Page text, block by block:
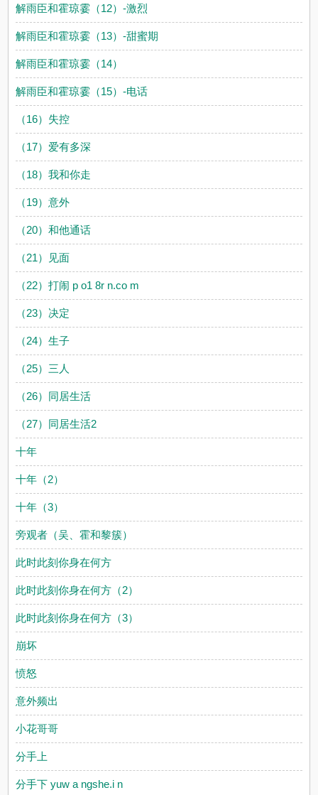
解雨臣和霍琼霎（12）-激烈
解雨臣和霍琼霎（13）-甜蜜期
解雨臣和霍琼霎（14）
解雨臣和霍琼霎（15）-电话
（16）失控
（17）爱有多深
（18）我和你走
（19）意外
（20）和他通话
（21）见面
（22）打闹 p o1 8r n.co m
（23）决定
（24）生子
（25）三人
（26）同居生活
（27）同居生活2
十年
十年（2）
十年（3）
旁观者（吴、霍和黎簇）
此时此刻你身在何方
此时此刻你身在何方（2）
此时此刻你身在何方（3）
崩坏
愤怒
意外频出
小花哥哥
分手上
分手下 yuw a ngshe.i n